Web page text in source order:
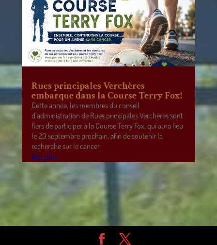
Rues principales Verchères
embarque dans la Course Terry Fox!
Cette année, les membres du conseil
d’administration de Rues principales Verchères sont
fiers de participer à la Course Terry Fox, qui aura lieu
le 20 septembre prochain, afin de soutenir la
recherche sur le cancer.
lire plus